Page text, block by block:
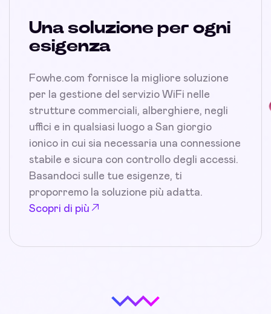
Una soluzione per ogni
esigenza
Fowhe.com fornisce la migliore soluzione
per la gestione del servizio WiFi nelle
strutture commerciali, alberghiere, negli
uffici e in qualsiasi luogo a San giorgio
ionico in cui sia necessaria una connessione
stabile e sicura con controllo degli accessi.
Basandoci sulle tue esigenze, ti
proporremo la soluzione più adatta.
Scopri di più